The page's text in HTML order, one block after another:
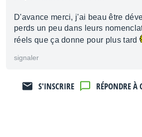
D'avance merci, j'ai beau être
perds un peu dans leurs
réels que ça donne pour plus tard
signaler
RÉPONDRE À
S'INSCRIRE